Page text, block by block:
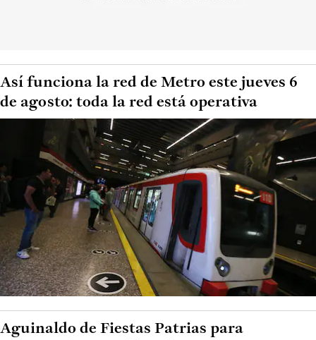
Así funciona la red de Metro este jueves 6
de agosto: toda la red está operativa
Aguinaldo de Fiestas Patrias para